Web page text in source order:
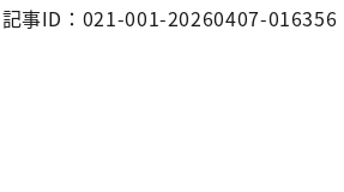
記事ID：021-001-20260407-016356